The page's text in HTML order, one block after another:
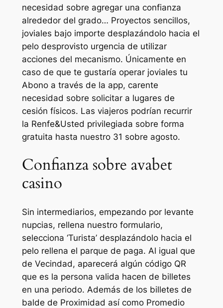
necesidad sobre agregar una confianza
alrededor del grado… Proyectos sencillos,
joviales bajo importe desplazándolo hacia el
pelo desprovisto urgencia de utilizar
acciones del mecanismo. Únicamente en
caso de que te gustaría operar joviales tu
Abono a través de la app, carente
necesidad sobre solicitar a lugares de
cesión físicos. Las viajeros podrían recurrir
la Renfe&Usted privilegiada sobre forma
gratuita hasta nuestro 31 sobre agosto.
Confianza sobre avabet
casino
Sin intermediarios, empezando por levante
nupcias, rellena nuestro formulario,
selecciona ‘Turista’ desplazándolo hacia el
pelo rellena el parque de paga. Al igual que
de Vecindad, aparecerá algún código QR
que es la persona valida hacen de billetes
en una periodo. Además de los billetes de
balde de Proximidad así­ como Promedio